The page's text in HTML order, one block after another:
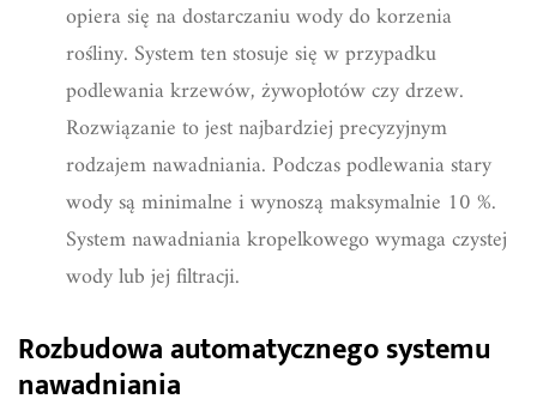
opiera się na dostarczaniu wody do korzenia
rośliny. System ten stosuje się w przypadku
podlewania krzewów, żywopłotów czy drzew.
Rozwiązanie to jest najbardziej precyzyjnym
rodzajem nawadniania. Podczas podlewania stary
wody są minimalne i wynoszą maksymalnie 10 %.
System nawadniania kropelkowego wymaga czystej
wody lub jej filtracji.
Rozbudowa automatycznego systemu
nawadniania